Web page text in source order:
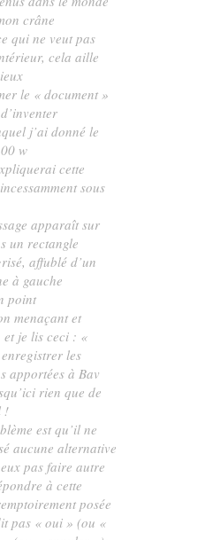
crâne
qui ne veut pas
cela aille
le « document »
j’ai donné le
w
cette
sous
apparaît sur
un rectangle
affublé d’un
à gauche
point
menaçant et
et je lis ceci : «
les
apportées à Bav
rien que de
!
est qu’il ne
aucune alternative
pas faire autre
à cette
posée
pas « oui » (ou «